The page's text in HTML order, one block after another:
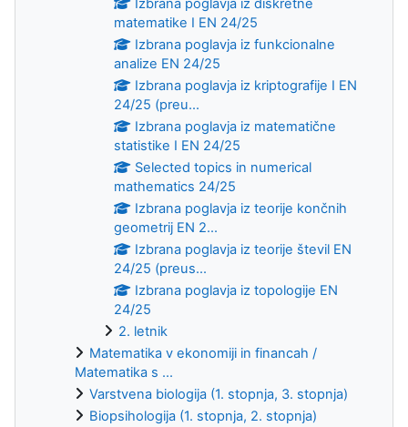
Izbrana poglavja iz diskretne
matematike I EN 24/25
Izbrana poglavja iz funkcionalne
analize EN 24/25
Izbrana poglavja iz kriptografije I EN
24/25 (preu...
Izbrana poglavja iz matematične
statistike I EN 24/25
Selected topics in numerical
mathematics 24/25
Izbrana poglavja iz teorije končnih
geometrij EN 2...
Izbrana poglavja iz teorije števil EN
24/25 (preus...
Izbrana poglavja iz topologije EN
24/25
2. letnik
Matematika v ekonomiji in financah /
Matematika s ...
Varstvena biologija (1. stopnja, 3. stopnja)
Biopsihologija (1. stopnja, 2. stopnja)